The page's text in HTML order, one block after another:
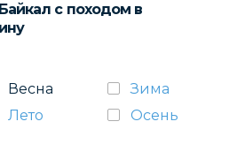
с походом в
Весна
Зима
Лето
Осень